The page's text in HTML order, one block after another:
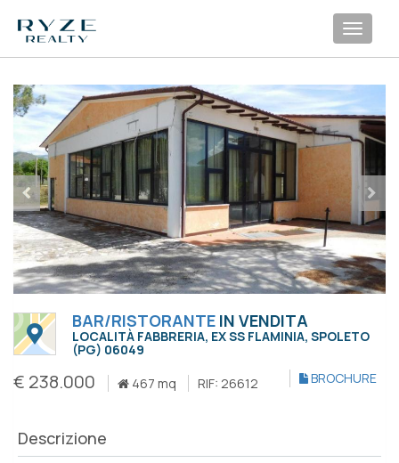
BAR/RISTORANTE IN VENDITA
LOCALITÀ FABBRERIA, EX SS FLAMINIA, SPOLETO
(PG) 06049
€ 238.000 467 mq RIF: 26612 BROCHURE
Descrizione